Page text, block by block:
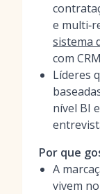
e
sistema
com
Líderes
nível BI
Por que
A
vivem